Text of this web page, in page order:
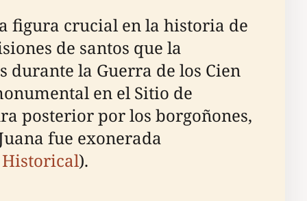
figura crucial en la historia de
de santos que la
la Guerra de los Cien
en el Sitio de
posterior por los borgoñones,
fue exonerada
).